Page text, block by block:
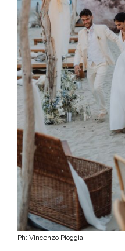
Ph: Vincenzo Pioggia